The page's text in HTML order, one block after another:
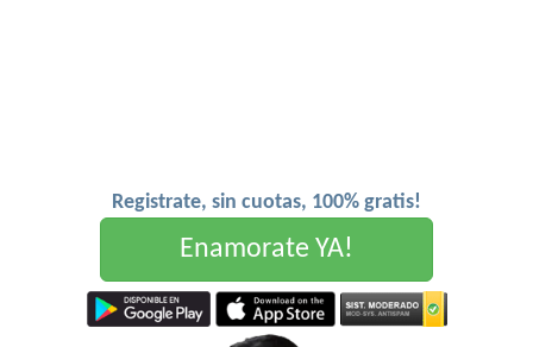
Registrate, sin cuotas, 100% gratis!
Enamorate YA!